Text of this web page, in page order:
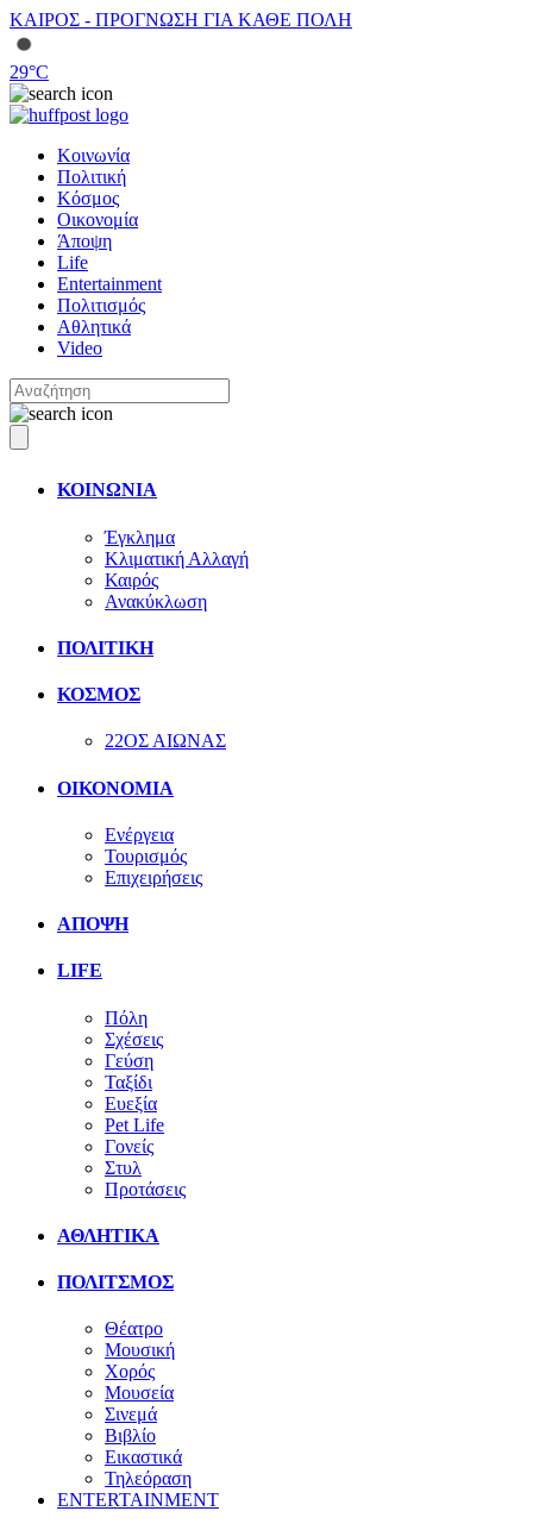
ΚΑΙΡΟΣ - ΠΡΟΓΝΩΣΗ ΓΙΑ ΚΑΘΕ ΠΟΛΗ
29°C
Κοινωνία
Πολιτική
Κόσμος
Οικονομία
Άποψη
Life
Entertainment
Πολιτισμός
Αθλητικά
Video
ΚΟΙΝΩΝΙΑ
Έγκλημα
Κλιματική Αλλαγή
Καιρός
Ανακύκλωση
ΠΟΛΙΤΙΚΗ
ΚΟΣΜΟΣ
22ΟΣ ΑΙΩΝΑΣ
ΟΙΚΟΝΟΜΙΑ
Ενέργεια
Τουρισμός
Επιχειρήσεις
ΑΠΟΨΗ
LIFE
Πόλη
Σχέσεις
Γεύση
Ταξίδι
Ευεξία
Pet Life
Γονείς
Στυλ
Προτάσεις
ΑΘΛΗΤΙΚΑ
ΠΟΛΙΤΣΜΟΣ
Θέατρο
Μουσική
Χορός
Μουσεία
Σινεμά
Βιβλίο
Εικαστικά
Τηλεόραση
ENTERTAINMENT